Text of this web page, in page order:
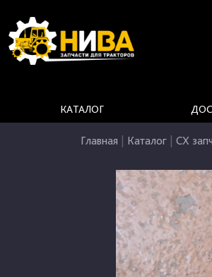
КАТАЛОГ
Главная Каталог СХ